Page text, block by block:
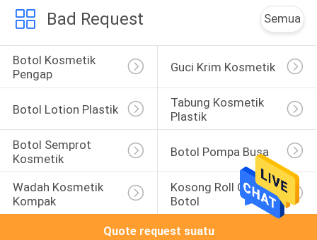
Bad Request Semua
Botol Kosmetik
Pengap
Guci Krim Kosmetik
Botol Lotion Plastik
Tabung Kosmetik
Plastik
Botol Semprot
Kosmetik
Botol Pompa Busa
Wadah Kosmetik
Kompak
Kosong Roll On
Botol
Quote request suatu